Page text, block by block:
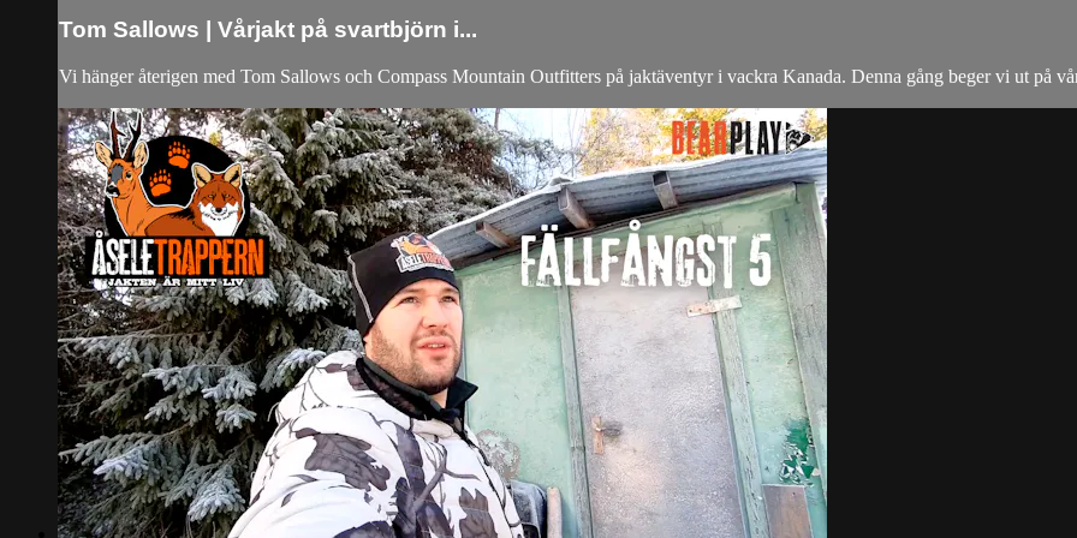
Tom Sallows | Vårjakt på svartbjörn i...
Vi hänger återigen med Tom Sallows och Compass Mountain Outfitters på jaktäventyr i vackra Kanada. Denna gång beger vi ut på